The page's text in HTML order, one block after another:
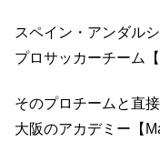
スペイン・アンダル
プロサッカーチーム
そのプロチームと直
大阪のアカデミー【